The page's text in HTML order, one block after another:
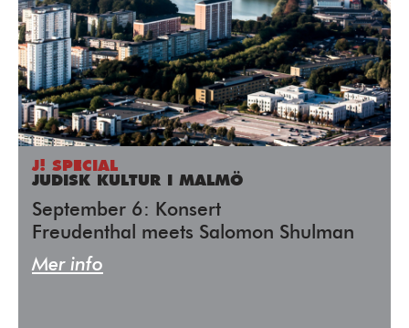
J! SPECIAL
JUDISK KULTUR I MALMÖ
September 6: Konsert
Freudenthal meets Salomon Shulman
Mer info